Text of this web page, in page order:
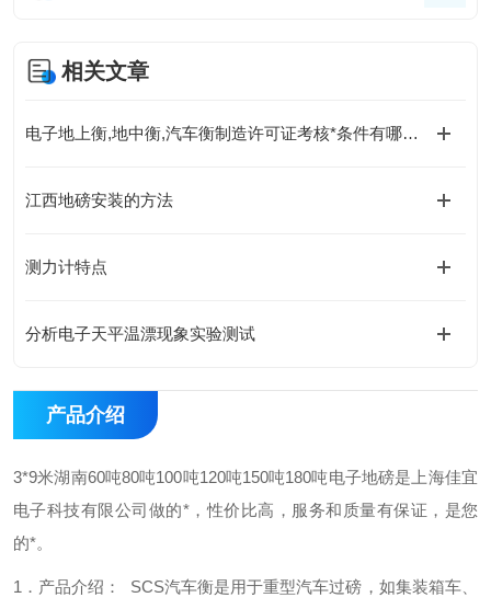
相关文章
电子地上衡,地中衡,汽车衡制造许可证考核*条件有哪些？
江西地磅安装的方法
测力计特点
分析电子天平温漂现象实验测试
产品介绍
3*9米湖南60吨80吨100吨120吨150吨180吨电子地磅是上海佳宜
电子科技有限公司做的*，性价比高，服务和质量有保证，是您
的*。
1．产品介绍：
SCS汽车衡是用于重型汽车过磅，如集装箱车、